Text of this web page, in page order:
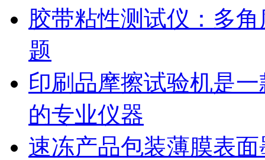
胶带粘性测试仪：多
题
印刷品摩擦试验机是
的专业仪器
速冻产品包装薄膜表